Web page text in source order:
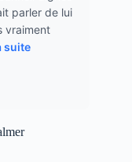
parler de lui
vraiment
suite